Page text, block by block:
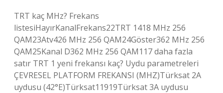
TRT kaç MHz? Frekans
listesiHayırKanalFrekans22TRT 1418 MHz 256
QAM23Atv426 MHz 256 QAM24Göster362 MHz 256
QAM25Kanal D362 MHz 256 QAM117 daha fazla
satır TRT 1 yeni frekansı kaç? Uydu parametreleri
ÇEVRESEL PLATFORM FREKANSI (MHZ)Türksat 2A
uydusu (42°E)Türksat11919Türksat 3A uydusu